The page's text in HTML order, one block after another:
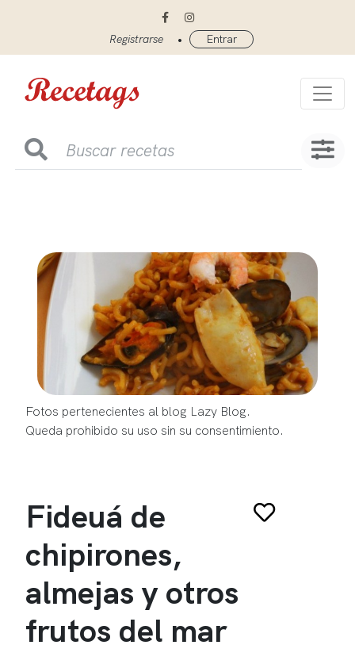
Registrarse • Entrar
Fotos pertenecientes al blog Lazy Blog.
Queda prohibido su uso sin su consentimiento.
Fideuá de
chipirones,
almejas y otros
frutos del mar